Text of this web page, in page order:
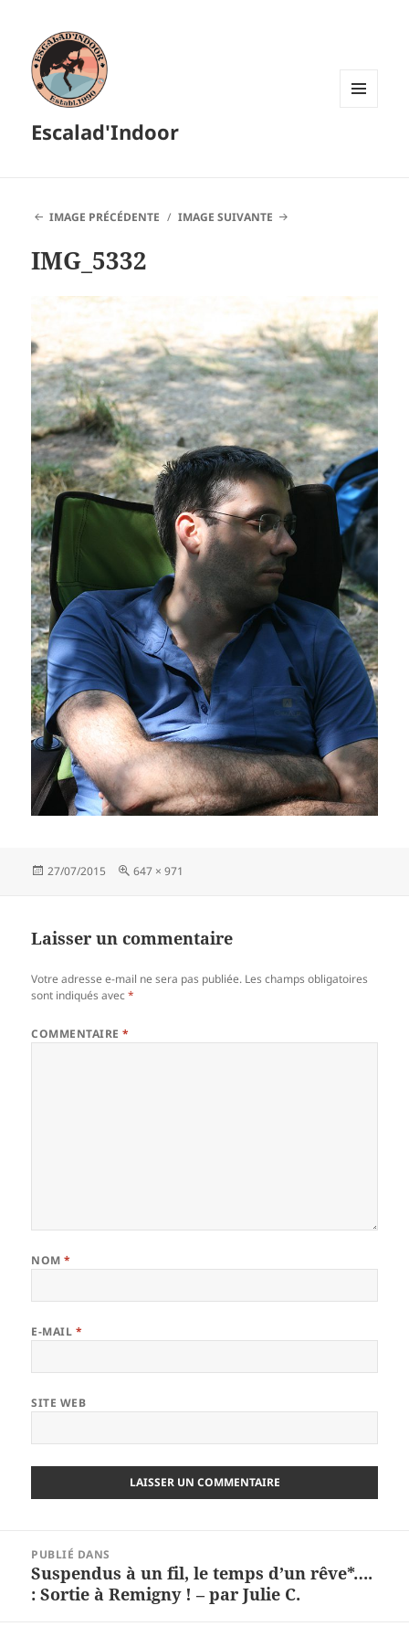
Escalad'Indoor
IMAGE PRÉCÉDENTE IMAGE SUIVANTE
IMG_5332
Publié
27/07/2015
Taille
647 × 971
Laisser un commentaire
Votre adresse e-mail ne sera pas publiée. Les champs obligatoires
sont indiqués avec*
COMMENTAIRE*
NOM*
E-MAIL *
SITE WEB
l’article
PUBLIÉ DANS
Suspendus à un fil, le temps d’un rêve*….
: Sortie à Remigny ! – par Julie C.